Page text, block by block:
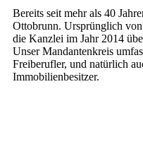
Bereits seit mehr als 40
Ottobrunn. Ursprünglich
die Kanzlei im Jahr 2014
Unser Mandantenkreis
Freiberufler, und natürlich
Immobilienbesitzer.